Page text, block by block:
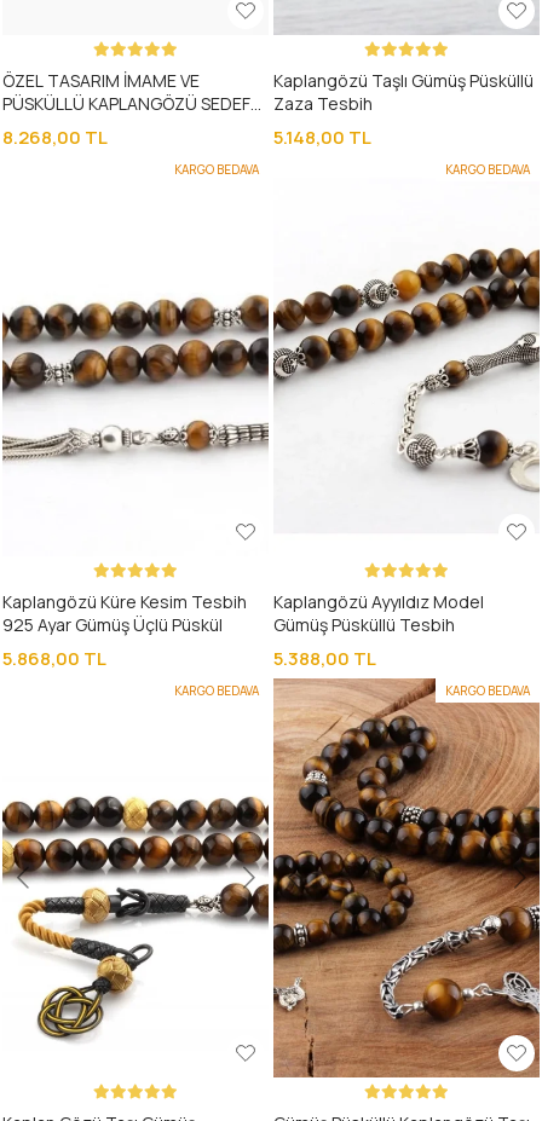
ÖZEL TASARIM İMAME VE
PÜSKÜLLÜ KAPLANGÖZÜ SEDEF
TAŞLI TESBİH
8.268,00 TL
Kaplangözü Taşlı Gümüş Püsküllü
Zaza Tesbih
5.148,00 TL
KARGO BEDAVA
Kaplangözü Küre Kesim Tesbih
925 Ayar Gümüş Üçlü Püskül
5.868,00 TL
KARGO BEDAVA
Kaplangözü Ayyıldız Model
Gümüş Püsküllü Tesbih
5.388,00 TL
KARGO BEDAVA KARGO BEDAVA